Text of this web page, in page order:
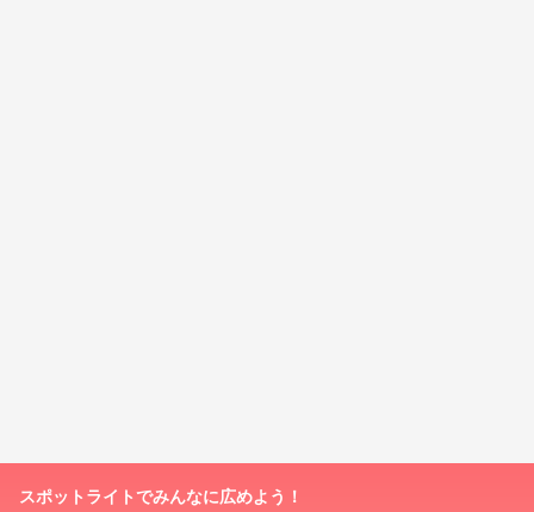
スポットライトでみんなに広めよう！